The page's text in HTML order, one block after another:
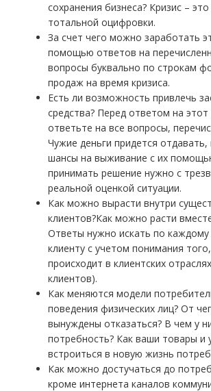
сохранения бизнеса? Кризис –
тотальной оцифровки.
За счет чего можно заработать
помощью ответов на
вопросы буквально по строкам
продаж на время кризиса.
Есть ли возможность привлечь
средства? Перед ответом на
ответьте на все вопросы,
Чужие деньги придется отдавать,
шансы на выживание с их
принимать решение нужно с
реальной оценкой ситуации.
Как можно вырасти внутри
клиентов?Как можно расти
Ответы нужно искать по каждому
клиенту с учетом понимания
происходит в клиентских
клиентов).
Как меняются модели
поведения физических лиц? От
вынуждены отказаться? В чем у
потребность? Как ваши товары и
встроиться в новую жизнь
Как можно достучаться до
кроме интернета каналов